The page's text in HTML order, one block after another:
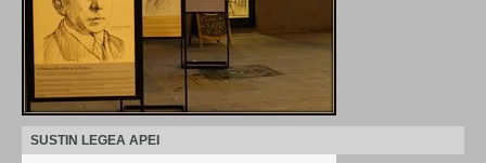
SUSTIN LEGEA APEI